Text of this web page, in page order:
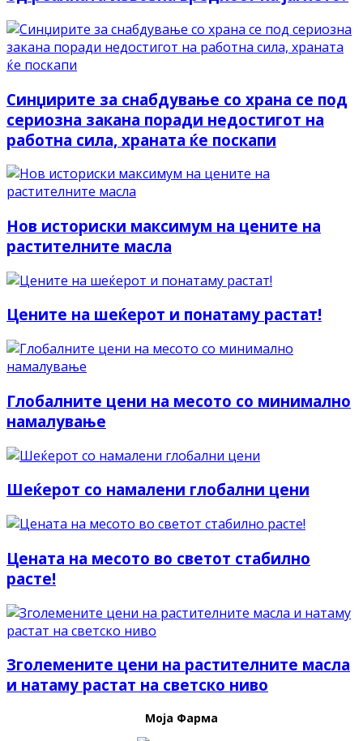
Синџирите за снабдување со храна се под
сериозна закана поради недостигот на
работна сила, храната ќе поскапи
Нов историски максимум на цените на
растителните масла
Цените на шеќерот и понатаму растат!
Глобалните цени на месото со минимално
намалување
Шеќерот со намалени глобални цени
Цената на месото во светот стабилно
расте!
Зголемените цени на растителните масла
и натаму растат на светско ниво
Моја Фарма